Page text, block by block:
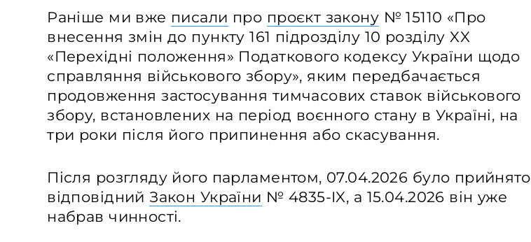
Раніше ми вже писали про проєкт закону № 15110 «Про
внесення змін до пункту 161 підрозділу 10 розділу XX
«Перехідні положення» Податкового кодексу України щодо
справляння військового збору», яким передбачається
продовження застосування тимчасових ставок військового
збору, встановлених на період воєнного стану в Україні, на
три роки після його припинення або скасування.
Після розгляду його парламентом, 07.04.2026 було прийнято
відповідний Закон України № 4835-IX, а 15.04.2026 він уже
набрав чинності.